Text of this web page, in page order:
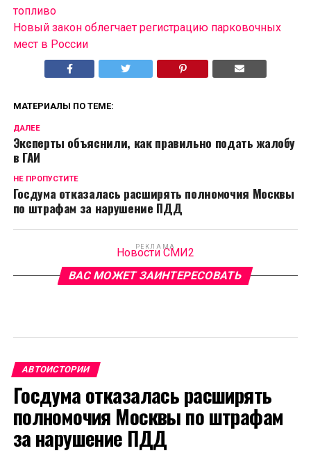
топливо
Новый закон облегчает регистрацию парковочных
мест в России
МАТЕРИАЛЫ ПО ТЕМЕ:
ДАЛЕЕ
Эксперты объяснили, как правильно подать жалобу
в ГАИ
НЕ ПРОПУСТИТЕ
Госдума отказалась расширять полномочия Москвы
по штрафам за нарушение ПДД
РЕКЛАМА
Новости СМИ2
ВАС МОЖЕТ ЗАИНТЕРЕСОВАТЬ
АВТОИСТОРИИ
Госдума отказалась расширять
полномочия Москвы по штрафам
за нарушение ПДД